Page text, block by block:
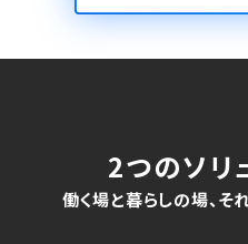
2つのソリ
働く場と暮らしの場、